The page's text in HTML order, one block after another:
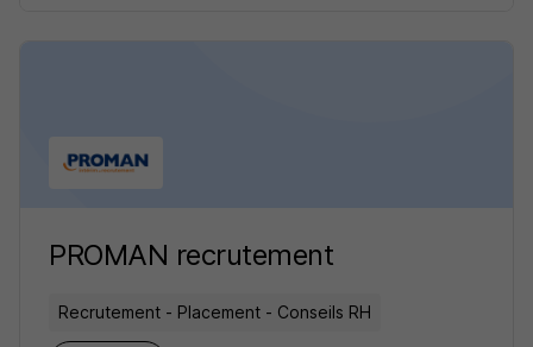
PROMAN recrutement
Recrutement - Placement - Conseils RH